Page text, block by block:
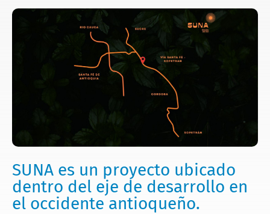
SUNA es un proyecto ubicado
dentro del eje de desarrollo en
el occidente antioqueño.